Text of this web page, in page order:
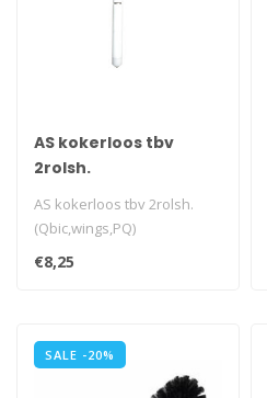
AS kokerloos tbv
2rolsh.
(Qbic,wings,PQ)
AS kokerloos tbv 2rolsh.
(Qbic,wings,PQ)
€8,25
SALE -20%